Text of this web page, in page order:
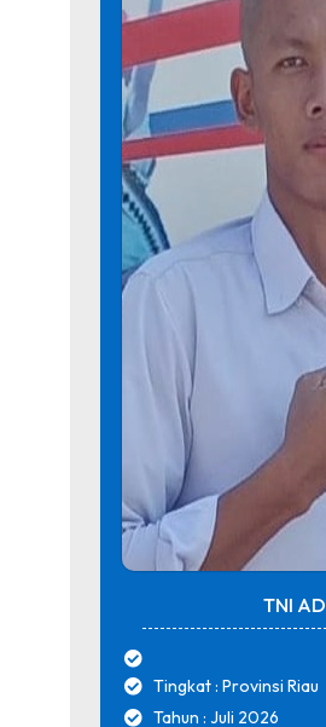
TNI AD
Tingkat : Provinsi Riau
Tahun : Juli 2026